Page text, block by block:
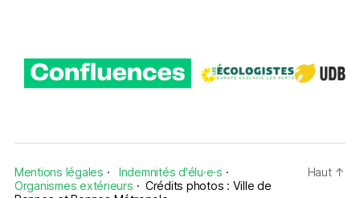
Mentions légales · Indemnités d'élu·e·s ·
Organismes extérieurs · Crédits photos : Ville de
Haut ↑